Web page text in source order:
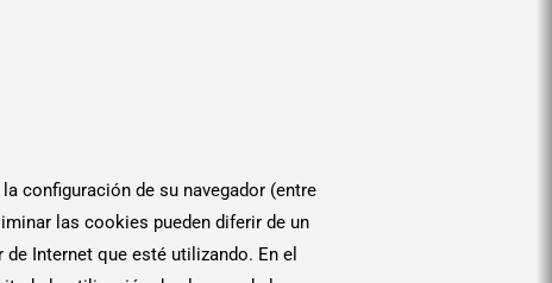
configuración de su navegador (entre
las cookies pueden diferir de un
Internet que esté utilizando. En el